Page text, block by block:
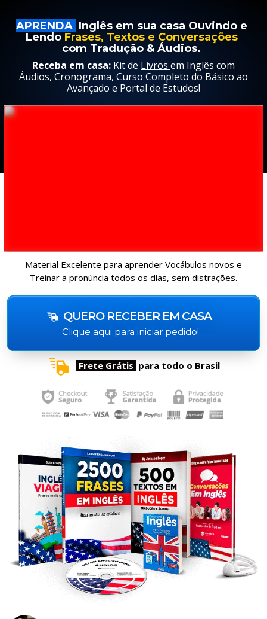
APRENDA Inglês em sua casa Ouvindo e
LendoFrases, Textos e Conversações
com Tradução & Áudios.
Receba em casa: Kit de Livros em Inglês com
Áudios, Cronograma, Curso Completo do Básico ao
Avançado e Portal de Estudos!
Material Excelente para aprender Vocábulos novos e
Treinar a pronúncia todos os dias, sem distrações.
QUERO RECEBER EM CASA
Clique aqui para iniciar pedido!
Frete Grátis para todo o Brasil